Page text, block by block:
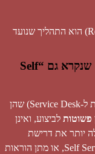
תהליך מימוש בקשות שירות (Request fulfillment) הוא התהליך שנועד
” שנקרא גם “Self
ישנה כמות גדולה של בקשות שירות (פניות ל-Service Desk) שהן
פשוטות לביצוע, ואינן
יותר את דרישת
הלקוח ע”י הפעלת פעולות חצי-אוטומטיות, Self Service, או מתן הוראות